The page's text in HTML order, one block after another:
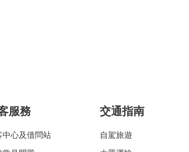
服務
中心及借問站
交通指南
自駕旅遊